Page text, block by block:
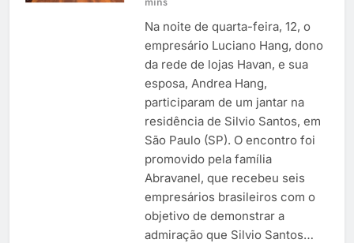
Na noite de quarta-feira, 12, o
empresário Luciano Hang, dono
da rede de lojas Havan, e sua
esposa, Andrea Hang,
participaram de um jantar na
residência de Silvio Santos, em
São Paulo (SP). O encontro foi
promovido pela família
Abravanel, que recebeu seis
empresários brasileiros com o
objetivo de demonstrar a
admiração que Silvio Santos…